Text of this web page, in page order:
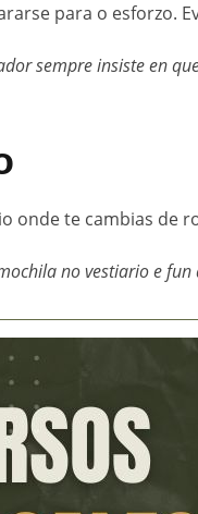
para o esforzo.
sempre insiste en
onde te cambias de
no vestiario e